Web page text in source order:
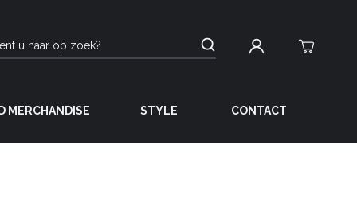
MERCHANDISE STYLE CONTACT